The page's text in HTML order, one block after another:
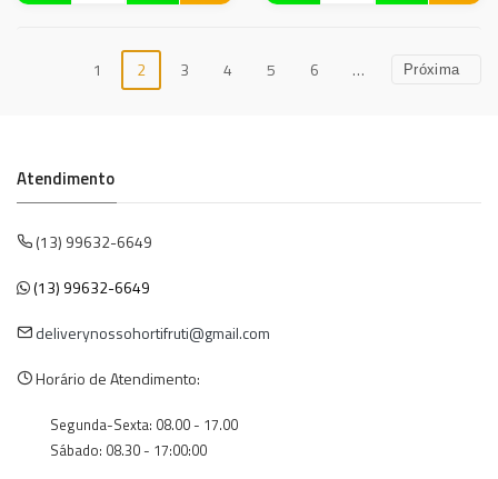
1 2 3 4 5 6 … Próxima
Atendimento
(13) 99632-6649
(13) 99632-6649
deliverynossohortifruti@gmail.com
Horário de Atendimento:
Segunda-Sexta: 08.00 - 17.00
Sábado: 08.30 - 17:00:00